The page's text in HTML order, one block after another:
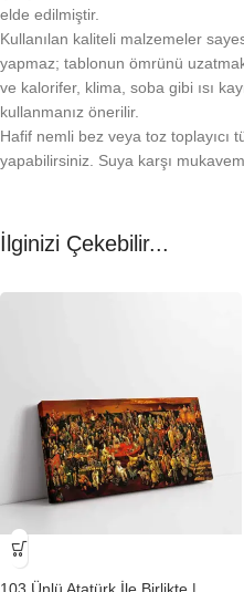
elde edilmiştir.
Kullanılan kaliteli malzemeler
yapmaz; tablonun ömrünü
ve kalorifer, klima, soba gibi ısı
kullanmanız önerilir.
Hafif nemli bez veya toz toplayıcı
yapabilirsiniz. Suya karşı
İlginizi Çekebilir...
-23%